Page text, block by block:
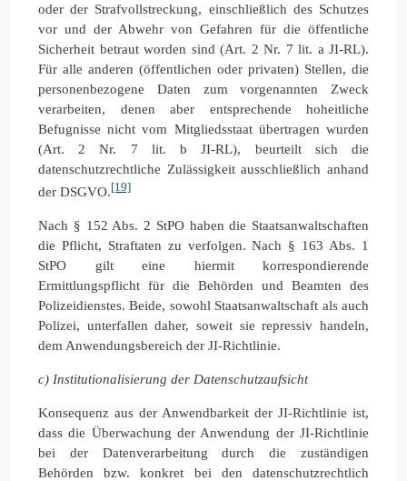
oder der Strafvollstreckung, einschließlich des Schutzes
vor und der Abwehr von Gefahren für die öffentliche
Sicherheit betraut worden sind (Art. 2 Nr. 7 lit. a JI-RL).
Für alle anderen (öffentlichen oder privaten) Stellen, die
personenbezogene Daten zum vorgenannten Zweck
verarbeiten, denen aber entsprechende hoheitliche
Befugnisse nicht vom Mitgliedsstaat übertragen wurden
(Art. 2 Nr. 7 lit. b JI-RL), beurteilt sich die
datenschutzrechtliche Zulässigkeit ausschließlich anhand
der DSGVO.[19]
Nach § 152 Abs. 2 StPO haben die Staatsanwaltschaften
die Pflicht, Straftaten zu verfolgen. Nach § 163 Abs. 1
StPO gilt eine hiermit korrespondierende
Ermittlungspflicht für die Behörden und Beamten des
Polizeidienstes. Beide, sowohl Staatsanwaltschaft als auch
Polizei, unterfallen daher, soweit sie repressiv handeln,
dem Anwendungsbereich der JI-Richtlinie.
c) Institutionalisierung der Datenschutzaufsicht
Konsequenz aus der Anwendbarkeit der JI-Richtlinie ist,
dass die Überwachung der Anwendung der JI-Richtlinie
bei der Datenverarbeitung durch die zuständigen
Behörden bzw. konkret bei den datenschutzrechtlich